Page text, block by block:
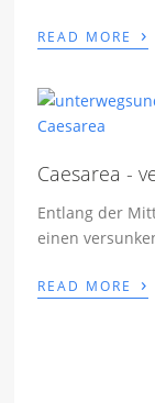
READ MORE ›
Caesarea -
Entlang der
einen
READ MORE ›